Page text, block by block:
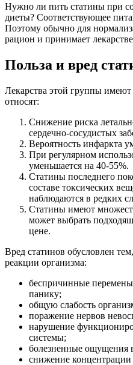
Нужно ли пить статины при
диеты? Соответствующее
Поэтому обычно для
рацион и принимает
Польза и вред
Лекарства этой группы
относят:
Снижение риска
сердечно-сосудистых
Вероятность инфаркта
При регулярном
уменьшается на 40-55%.
Статины последнего
составе токсических
наблюдаются в редких
Статины имеют
может выбрать
цене.
Вред статинов обусловлен
реакции организма:
беспричинные
панику;
общую слабость
поражение нервов
нарушение
системы;
болезненные ощущения
снижение